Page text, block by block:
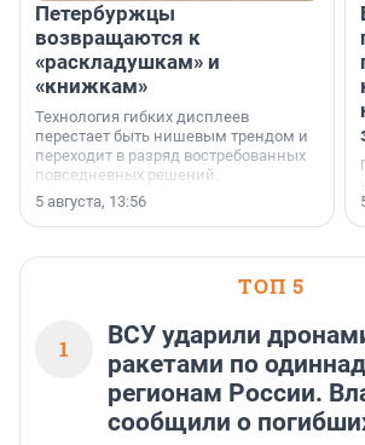
Петербуржцы
возвращаются к
«раскладушкам» и
«книжкам»
Технология гибких дисплеев
перестает быть нишевым трендом и
переходит в разряд востребованных
повседневных решений.
5 августа, 13:56
ТОП 5
1
ВСУ ударили
ракетами по
регионам России.
сообщили о